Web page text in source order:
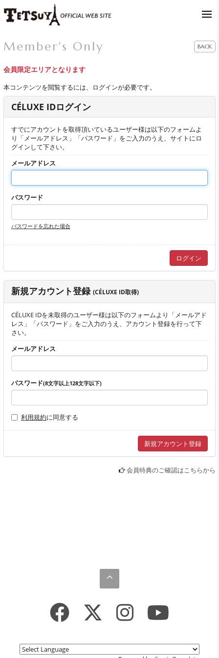
Member's Only BACK
会員限定エリアとなります
本コンテンツを閲覧するには、ログインが必要です。
CÉLUXE IDログイン
すでにアカウントを取得頂いているユーザー様は以下のフォームよ
り「メールアドレス」「パスワード」をご入力のうえ、サイトにロ
グインして下さい。
メールアドレス
パスワード
パスワードを忘れた場合
新規アカウント登録 (CÉLUXE ID取得)
CÉLUXE IDを未取得のユーザー様は以下のフォームより「メールアド
レス」「パスワード」をご入力のうえ、アカウント登録を行って下
さい。
メールアドレス
パスワード(8文字以上128文字以下)
利用規約に同意する
会員特典のご確認はこちらから